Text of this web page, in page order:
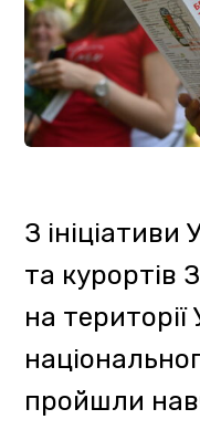
Захід
працівниками
Закарпатській
національного
Ярослав
учасникам
можливості
працівниками
екскурсію